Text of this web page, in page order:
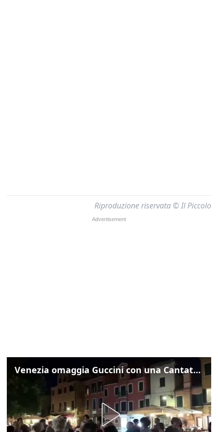
Riproduzione riservata © Il Piccolo
Venezia omaggia Guccini con una Cantata Anarchica in campo Santa Margherita